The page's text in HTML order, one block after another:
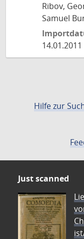
Ribov,
Samuel
14.01.2011
Hilfe zur
Just scanned